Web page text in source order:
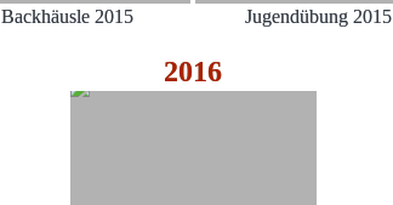
Backhäusle 2015 Jugendübung 2015
2016